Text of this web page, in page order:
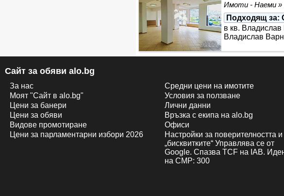
Имоти - Наеми »
Подходящ за:
в кв.
Владислав
Сайт за обяви alo.bg
За нас
Моят "Сайт в alo.bg"
Цени за банери
Цени за обяви
Видове промотиране
Цени за парламентарни избори 2026
Средни цени на имотите
Условия за ползване
Лични данни
Връзка с екипa на alo.bg
Офиси
Настройки за поверителността и
„бисквитките“ Управлява се от
Google. Спазва TCF на IAB.
на CMP: 300